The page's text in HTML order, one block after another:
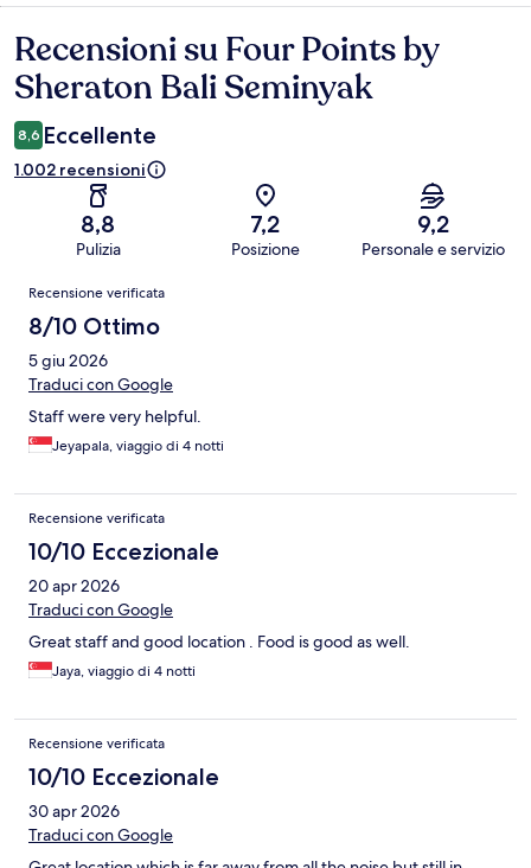
Recensioni
Recensioni su Four Points by
Sheraton Bali Seminyak
8,6 Eccellente
1.002 recensioni
8,8
Pulizia
7,2
Posizione
9,2
Personale e servizio
Recensioni
Recensione verificata
8/10 Ottimo
5 giu 2026
Traduci con Google
Staff were very helpful.
Jeyapala, viaggio di 4 notti
Recensione verificata
10/10 Eccezionale
20 apr 2026
Traduci con Google
Great staff and good location . Food is good as well.
Jaya, viaggio di 4 notti
Recensione verificata
10/10 Eccezionale
30 apr 2026
Traduci con Google